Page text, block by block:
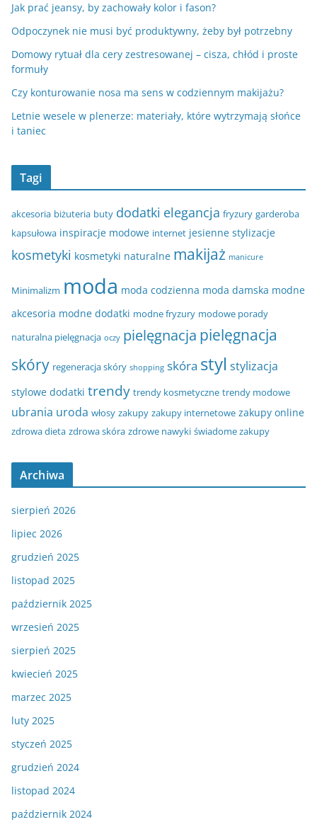
Jak prać jeansy, by zachowały kolor i fason?
Odpoczynek nie musi być produktywny, żeby był potrzebny
Domowy rytuał dla cery zestresowanej – cisza, chłód i proste
formuły
Czy konturowanie nosa ma sens w codziennym makijażu?
Letnie wesele w plenerze: materiały, które wytrzymają słońce
i taniec
Tagi
akcesoria biżuteria buty dodatki elegancja fryzury garderoba
kapsułowa inspiracje modowe internet jesienne stylizacje
kosmetyki kosmetyki naturalne makijaż manicure
Minimalizm moda moda codzienna moda damska modne
akcesoria modne dodatki modne fryzury modowe porady
naturalna pielęgnacja oczy pielęgnacja pielęgnacja
skóry regeneracja skóry shopping skóra styl stylizacja
stylowe dodatki trendy trendy kosmetyczne trendy modowe
ubrania uroda włosy zakupy zakupy internetowe zakupy online
zdrowa dieta zdrowa skóra zdrowe nawyki świadome zakupy
Archiwa
sierpień 2026
lipiec 2026
grudzień 2025
listopad 2025
październik 2025
wrzesień 2025
sierpień 2025
kwiecień 2025
marzec 2025
luty 2025
styczeń 2025
grudzień 2024
listopad 2024
październik 2024